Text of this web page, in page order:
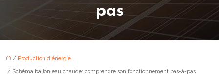
pas
/ Production d'énergie
/ Schéma ballon eau chaude: comprendre son fonctionnement pas-à-pas